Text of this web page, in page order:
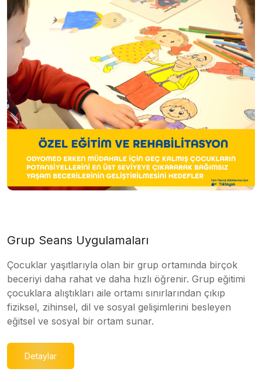
Grup Seans Uygulamaları
Çocuklar yaşıtlarıyla olan bir grup ortamında birçok
beceriyi daha rahat ve daha hızlı öğrenir. Grup eğitimi
çocuklara alıştıkları aile ortamı sınırlarından çıkıp
fiziksel, zihinsel, dil ve sosyal gelişimlerini besleyen
eğitsel ve sosyal bir ortam sunar.
Detaylar